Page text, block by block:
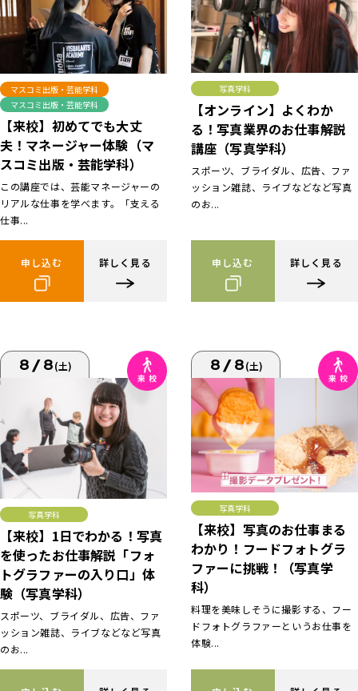
マスコミ出版・芸能学科
マスコミ出版・芸能学科
【来校】初めてでも大丈
夫！マネージャー体験（マ
スコミ出版・芸能学科）
この講座では、芸能マネージャーの
リアルな仕事を学べます。「支える
仕事...
申し込む 詳しく見る
写真学科
【オンライン】よくわか
る！写真業界のお仕事解説
講座（写真学科）
スポーツ、ブライダル、広告、ファ
ッション雑誌、ライブなどなど写真
のお...
申し込む 詳しく見る
8/8(土)
写真学科
【来校】1日でわかる！写真
を使ったお仕事解説「フォ
トグラファーの入り口」体
験（写真学科）
スポーツ、ブライダル、広告、ファ
ッション雑誌、ライブなどなど写真
のお...
8/8(土)
写真学科
【来校】写真のお仕事まる
わかり！フードフォトグラ
ファーに挑戦！（写真学
科）
料理を美味しそうに撮影する、フー
ドフォトグラファーというお仕事を
体験...